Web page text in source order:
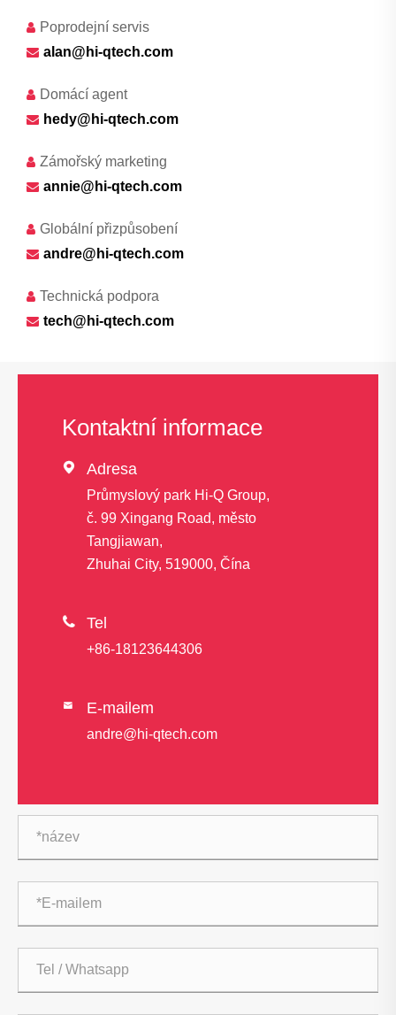
Poprodejní servis
alan@hi-qtech.com
Domácí agent
hedy@hi-qtech.com
Zámořský marketing
annie@hi-qtech.com
Globální přizpůsobení
andre@hi-qtech.com
Technická podpora
tech@hi-qtech.com
Kontaktní informace
 Adresa
Průmyslový park Hi-Q Group,
č. 99 Xingang Road, město
Tangjiawan,
Zhuhai City, 519000, Čína
 Tel
+86-18123644306
 E-mailem
andre@hi-qtech.com